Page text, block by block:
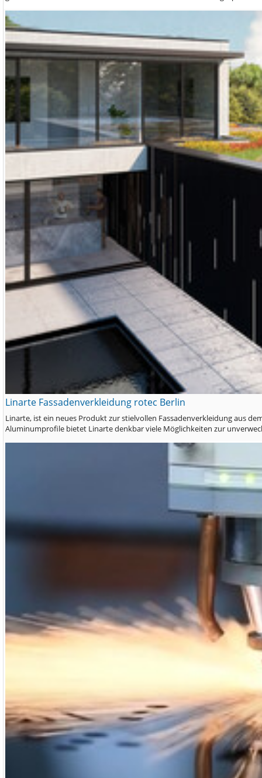
Linarte Fassadenverkleidung rotec Berlin
Linarte, ist ein neues Produkt zur stielvollen Fassadenverkleidung aus
Aluminumprofile bietet Linarte denkbar viele Möglichkeiten zur